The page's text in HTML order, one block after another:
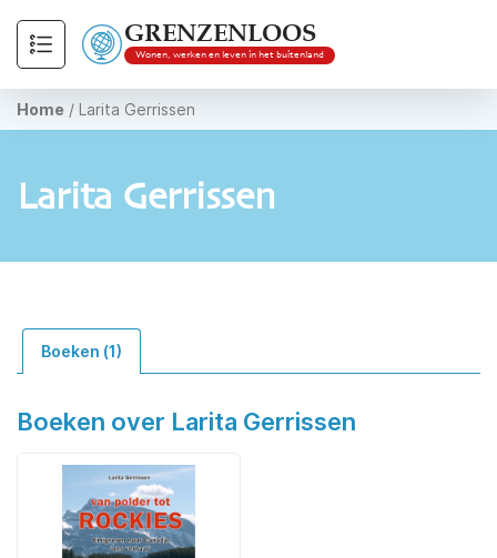
GRENZENLOOS
Wonen, werken en leven in het buitenland
Home / Larita Gerrissen
Larita Gerrissen
Boeken (1)
Boeken over Larita Gerrissen